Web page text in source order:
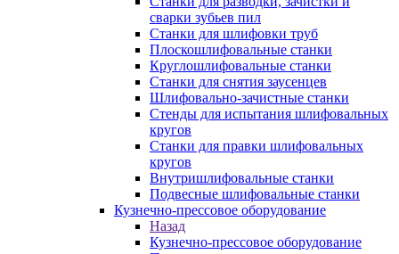
сварки зубьев пил
Станки для шлифовки труб
Плоскошлифовальные станки
Круглошлифовальные станки
Станки для снятия заусенцев
Шлифовально-зачистные станки
Стенды для испытания шлифовальных
кругов
Станки для правки шлифовальных
кругов
Внутришлифовальные станки
Подвесные шлифовальные станки
Кузнечно-прессовое оборудование
Назад
Кузнечно-прессовое оборудование